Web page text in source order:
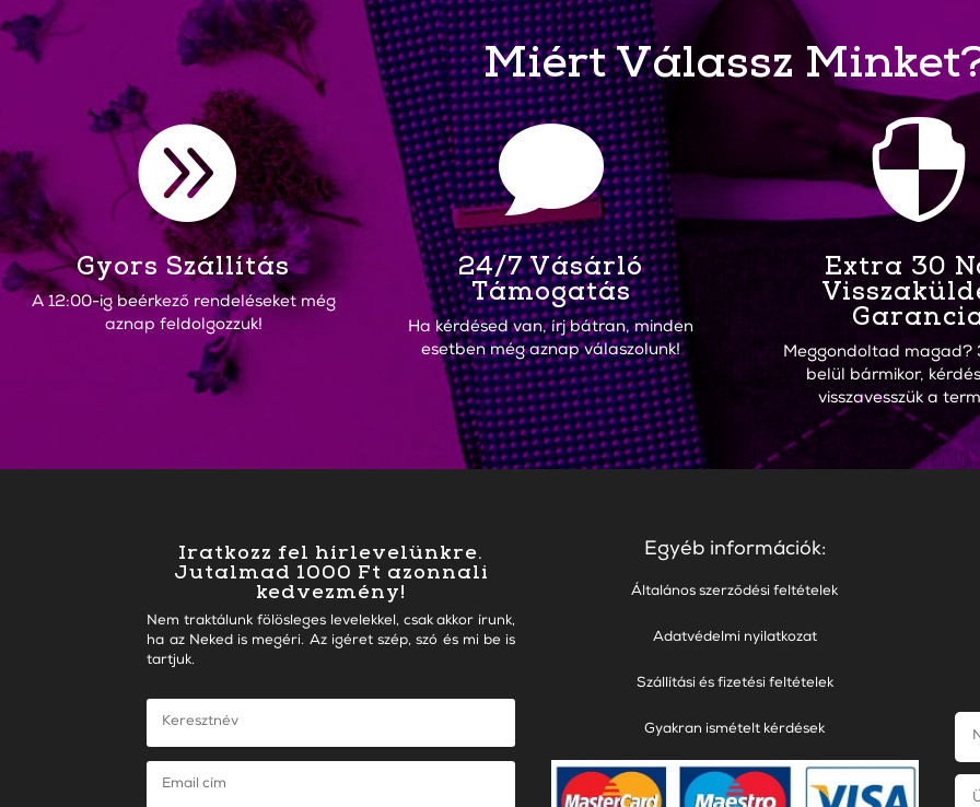
Miért Válassz

Gyors Szállítás
A 12:00-ig beérkező rendeléseket még
aznap feldolgozzuk!

24/7 Vásárló
Támogatás
Ha kérdésed van, írj bátran, minden
esetben még aznap válaszolunk!

Extra 30
Meggondoltad magad?
belül bármikor,
visszavesszük a
Iratkozz fel hírlevelünkre.
Jutalmad 1000 Ft azonnali
kedvezmény!
Nem traktálunk fölösleges levelekkel, csak akkor írunk,
ha az Neked is megéri. Az igéret szép, szó és mi be is
tartjuk.
Egyéb információk:
Általános szerződési feltételek
Adatvédelmi nyilatkozat
Szállítási és fizetési feltételek
Gyakran ismételt kérdések